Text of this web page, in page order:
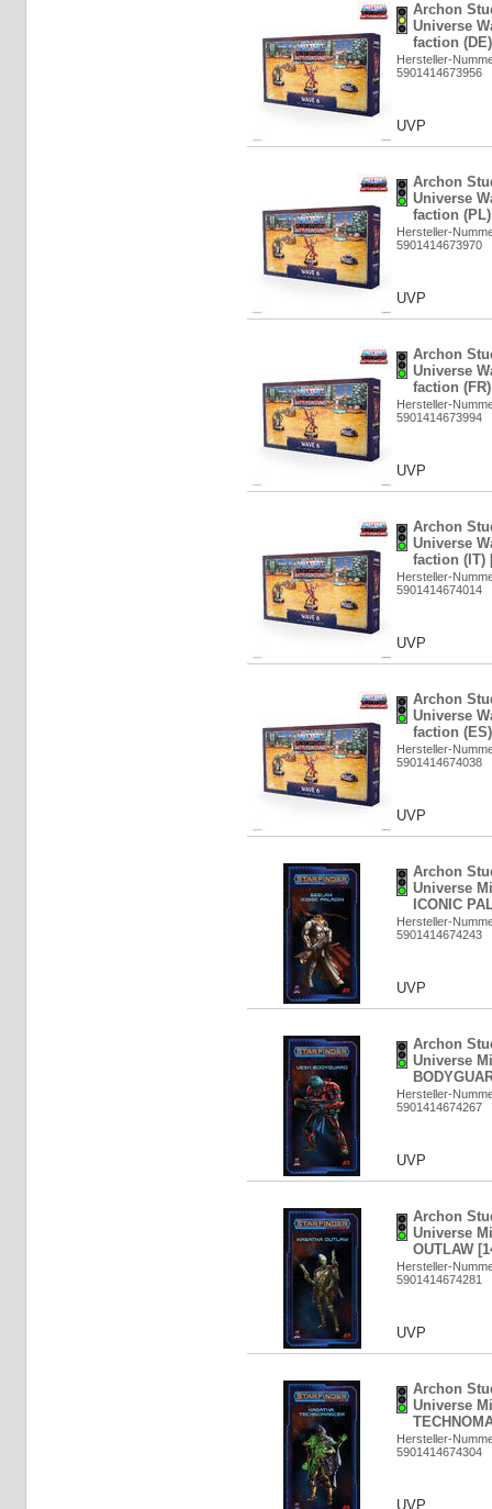
Archon
Universe
faction
Hersteller-
5901414673956
UVP
Archon
Universe
faction (PL)
Hersteller-
5901414673970
UVP
Archon
Universe
faction
Hersteller-
5901414673994
UVP
Archon
Universe
faction (IT)
Hersteller-
5901414674014
UVP
Archon
Universe
faction
Hersteller-
5901414674038
UVP
Archon
Universe
ICONIC
Hersteller-
5901414674243
UVP
Archon
Universe
Hersteller-
5901414674267
UVP
Archon
Universe
OUTLAW
Hersteller-
5901414674281
UVP
Archon
Universe
Hersteller-
5901414674304
UVP